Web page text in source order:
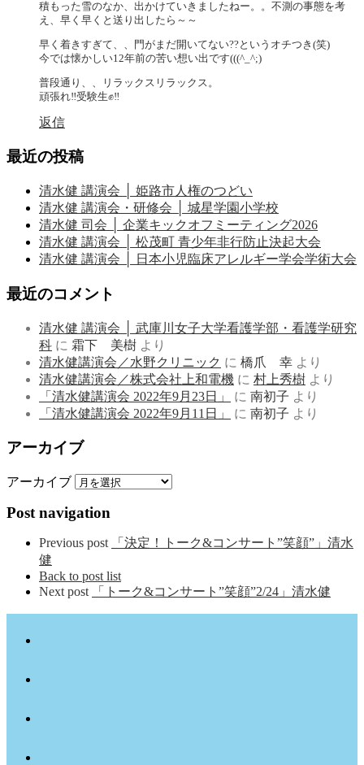
積もった雪のなか、出かけていきましたねー。。不測の事態を考
え、早く早くと送り出したら～～
早く着きすぎて、、門がまだ開いてない??というオチつき(笑)
今では懐かしい12年前の苦い想い出です(((^_^;)
普段通り、、リラックスリラックス。
頑張れ‼️受験生✊‼️
返信
最近の投稿
清水健 講演会 │ 姫路市人権のつどい
清水健 講演会・研修会 │ 城星学園小学校
清水健 司会 │ 企業キックオフミーティング2026
清水健 講演会 │ 松茂町 青少年非行防止決起大会
清水健 講演会 │ 日本小児臨床アレルギー学会学術大会
最近のコメント
清水健 講演会 │ 武庫川女子大学看護学部・看護学研究
科 に 霜下 美樹 より
清水健講演会／水野クリニック に 橋爪 幸 より
清水健講演会／株式会社上和電機 に 村上秀樹 より
「清水健講演会 2022年9月23日」
に 南初子 より
「清水健講演会 2022年9月11日」
に 南初子 より
アーカイブ
アーカイブ
Post navigation
Previous post
「決定！トーク&コンサート”笑顔”」清水
健
Back to post list
Next post
「トーク&コンサート”笑顔”2/24」清水健